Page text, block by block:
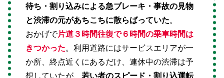
待ち・割り込みによる急ブレーキ・事故の見物
と渋滞の元があちこちに散らばっていた。
おかげで片道３時間往復で６時間の乗車時間は
きつかった。利用道路にはサービスエリアが一
か所、終点近くにあるだけ、連休中の渋滞は予
想していたが、 若い者のスピード・割り込運転